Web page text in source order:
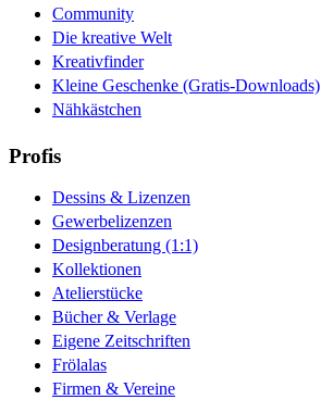
Community
Die kreative Welt
Kreativfinder
Kleine Geschenke (Gratis-Downloads)
Nähkästchen
Profis
Dessins & Lizenzen
Gewerbelizenzen
Designberatung (1:1)
Kollektionen
Atelierstücke
Bücher & Verlage
Eigene Zeitschriften
Frölalas
Firmen & Vereine